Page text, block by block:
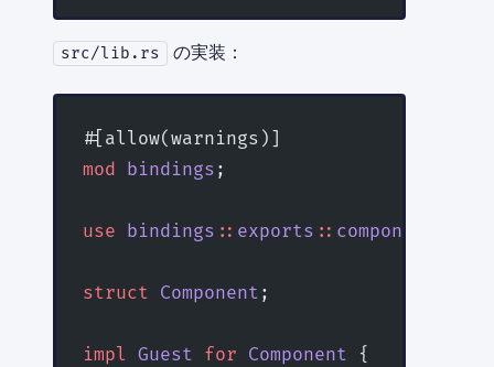
src/lib.rs の実装：
#[allow(warnings)]
mod bindings ;
use bindings :: exports :: component
struct Component ;
impl Guest for Component {